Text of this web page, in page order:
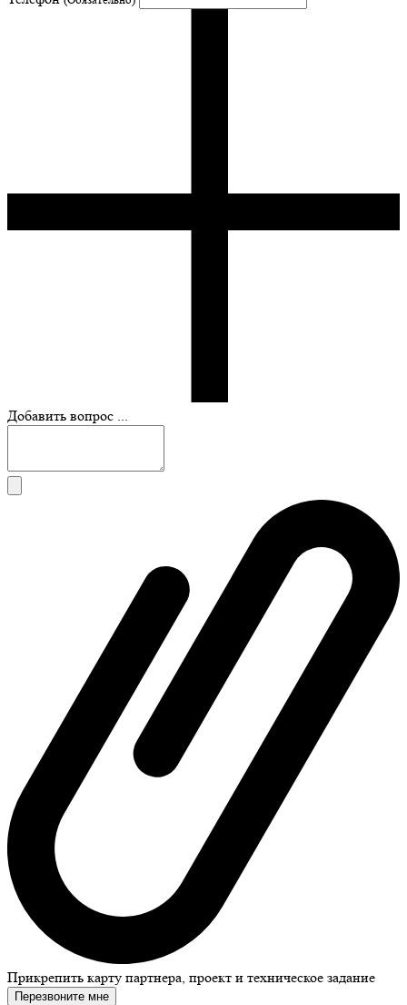
Добавить вопрос ...
Прикрепить карту партнера, проект и техническое задание
Перезвоните мне